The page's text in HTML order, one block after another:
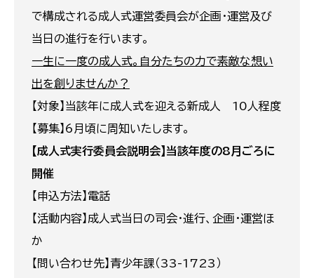
で構成される成人式運営委員会が企画・運営及び
当日の進行を行います。
一生に一度の成人式。自分たちの力で素敵な想い
出を創りませんか？
【対象】当該年に成人式を迎える新成人 10人程度
【募集】6月頃に周知いたします。
【成人式実行委員会説明会】当該年度の8月ごろに
開催
【申込方法】電話
【活動内容】成人式当日の司会・進行、企画・運営ほ
か
【問い合わせ先】青少年課（33-1723）